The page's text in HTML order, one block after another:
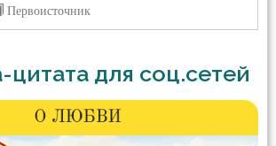
Первоисточник
цитата для соц.сетей